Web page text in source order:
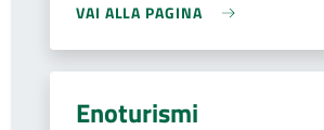
VAI ALLA PAGINA
Enoturismi